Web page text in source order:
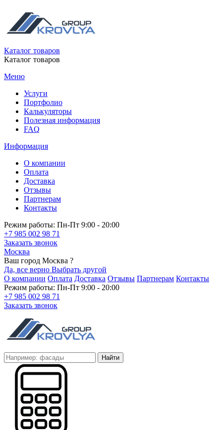
Каталог товаров
Каталог товаров
Меню
Услуги
Портфолио
Калькуляторы
Полезная информация
FAQ
Информация
О компании
Оплата
Доставка
Отзывы
Партнерам
Контакты
Режим работы: Пн-Пт 9:00 - 20:00
+7 985 002 98 71
Заказать звонок
Москва
Ваш город Москва ?
Да, все верно Выбрать другой
О компании Оплата Доставка Отзывы Партнерам Контакты
Режим работы: Пн-Пт 9:00 - 20:00
+7 985 002 98 71
Заказать звонок
Найти